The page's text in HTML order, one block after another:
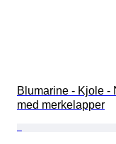
Blumarine - Kjole -
med merkelapper